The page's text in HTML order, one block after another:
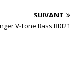
SUIVANT
V-Tone Bass BDI21